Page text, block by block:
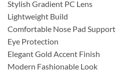
Stylish Gradient PC Lens
Lightweight Build
Comfortable Nose Pad Support
Eye Protection
Elegant Gold Accent Finish
Modern Fashionable Look